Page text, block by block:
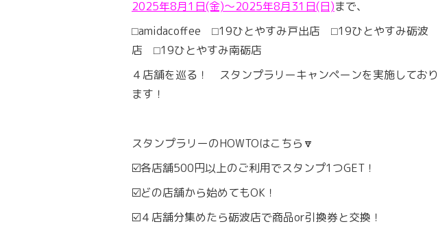
2025年8月1日(金)〜2025年8月31日(日)まで、
⬜︎amidacoffee ⬜︎19ひとやすみ戸出店 ⬜︎19ひとやすみ砺波
店 ⬜︎19ひとやすみ南砺店
４店舗を巡る！ スタンプラリーキャンペーンを実施しており
ます！
スタンプラリーのHOWTOはこちら🔽
☑️各店舗500円以上のご利用でスタンプ1つGET！
☑️どの店舗から始めてもOK！
☑️４店舗分集めたら砺波店で商品or引換券と交換！